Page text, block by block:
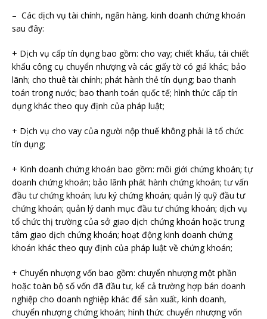
– Các dịch vụ tài chính, ngân hàng, kinh doanh chứng khoán
sau đây:
+ Dịch vụ cấp tín dụng bao gồm: cho vay; chiết khấu, tái chiết
khấu công cụ chuyển nhượng và các giấy tờ có giá khác; bảo
lãnh; cho thuê tài chính; phát hành thẻ tín dụng; bao thanh
toán trong nước; bao thanh toán quốc tế; hình thức cấp tín
dụng khác theo quy định của pháp luật;
+ Dịch vụ cho vay của người nộp thuế không phải là tổ chức
tín dụng;
+ Kinh doanh chứng khoán bao gồm: môi giới chứng khoán; tự
doanh chứng khoán; bảo lãnh phát hành chứng khoán; tư vấn
đầu tư chứng khoán; lưu ký chứng khoán; quản lý quỹ đầu tư
chứng khoán; quản lý danh mục đầu tư chứng khoán; dịch vụ
tổ chức thị trường của sở giao dịch chứng khoán hoặc trung
tâm giao dịch chứng khoán; hoạt động kinh doanh chứng
khoán khác theo quy định của pháp luật về chứng khoán;
+ Chuyển nhượng vốn bao gồm: chuyển nhượng một phần
hoặc toàn bộ số vốn đã đầu tư, kể cả trường hợp bán doanh
nghiệp cho doanh nghiệp khác để sản xuất, kinh doanh,
chuyển nhượng chứng khoán; hình thức chuyển nhượng vốn